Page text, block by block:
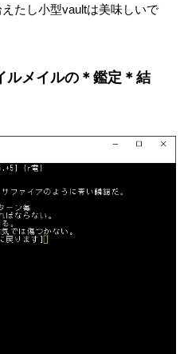
たし小型vaultは美味しいで
ルメイルの＊鑑定＊結